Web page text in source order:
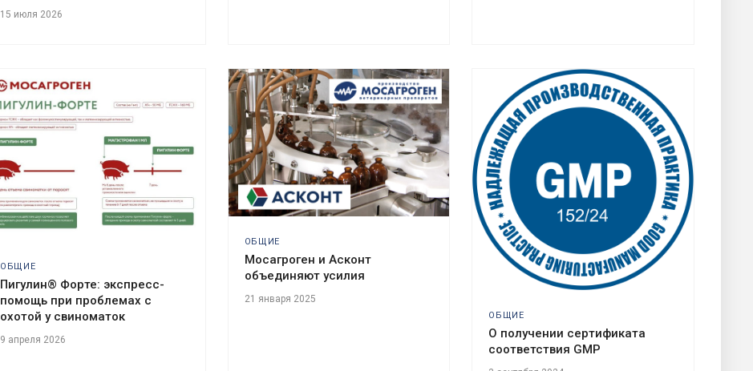
15 июля 2026
ОБЩИЕ
Пигулин® Форте: экспресс-
помощь при проблемах с
охотой у свиноматок
9 апреля 2026
ОБЩИЕ
Мосагроген и Асконт
объединяют усилия
21 января 2025
ОБЩИЕ
О получении сертификата
соответствия GMP